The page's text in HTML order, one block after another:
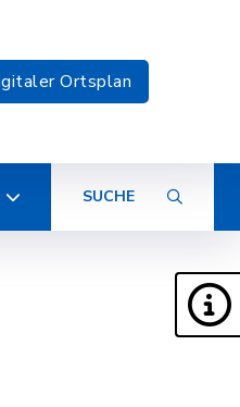
Ortsplan
SUCHE